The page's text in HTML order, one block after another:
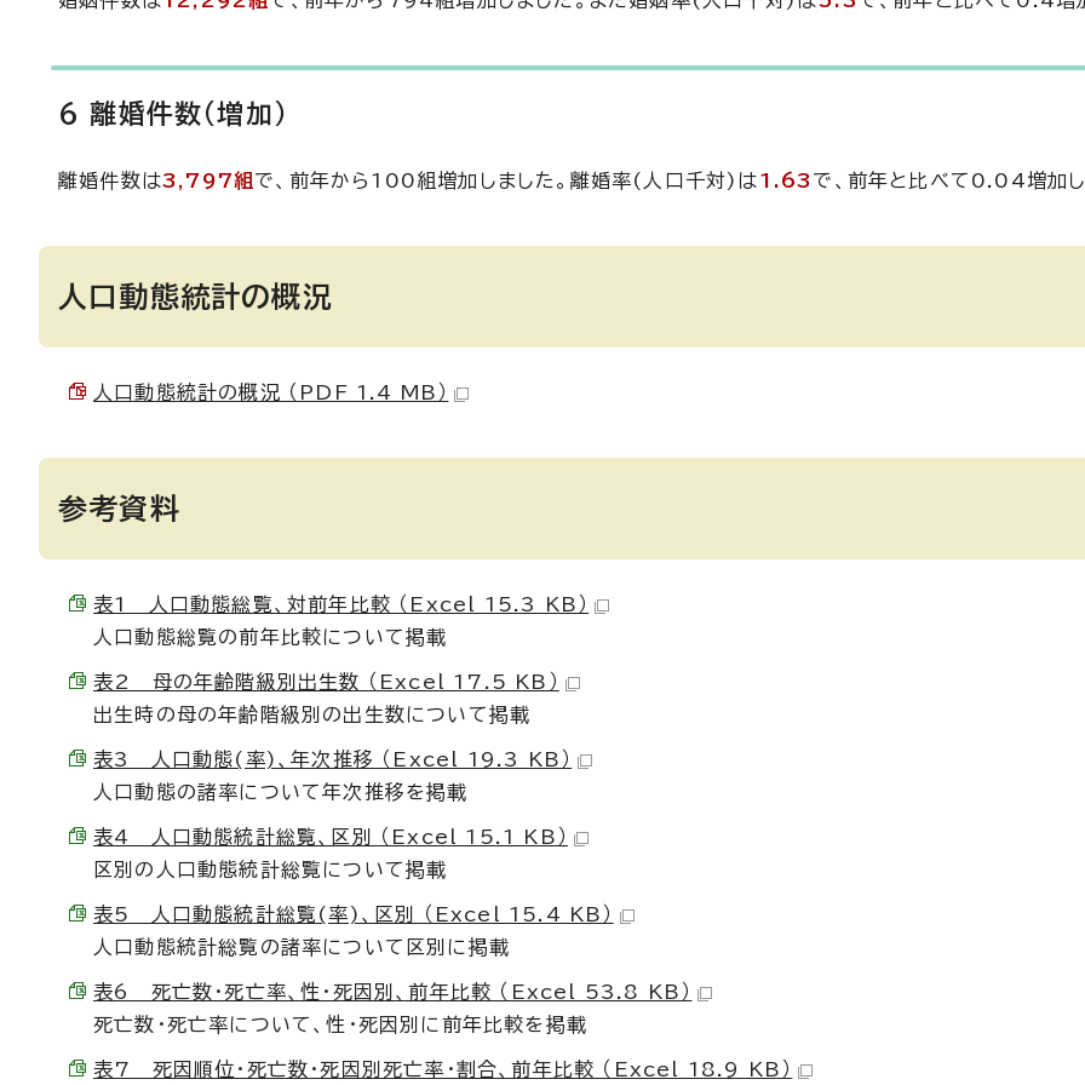
6 離婚件数(増加)
離婚件数は3,797組 で、前年から100組増加しました。離婚率(人口千対)は1.63で、前年と比べて0.04増加し
人口動態統計の概況
人口動態統計の概況 （PDF 1.4 MB）
参考資料
表1 人口動態総覧、対前年比較 （Excel 15.3 KB）
人口動態総覧の前年比較について掲載
表2 母の年齢階級別出生数 （Excel 17.5 KB）
出生時の母の年齢階級別の出生数について掲載
表3 人口動態(率)、年次推移 （Excel 19.3 KB）
人口動態の諸率について年次推移を掲載
表4 人口動態統計総覧、区別 （Excel 15.1 KB）
区別の人口動態統計総覧について掲載
表5 人口動態統計総覧(率)、区別 （Excel 15.4 KB）
人口動態統計総覧の諸率について区別に掲載
表6 死亡数・死亡率、性・死因別、前年比較 （Excel 53.8 KB）
死亡数・死亡率について、性・死因別に前年比較を掲載
表7 死因順位・死亡数・死因別死亡率・割合、前年比較 （Excel 18.9 KB）